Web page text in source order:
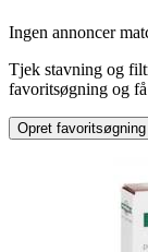
Hund
Type:
Ingen annoncer
Tjek stavning og
favoritsøgning og
Opret favoritsøgning